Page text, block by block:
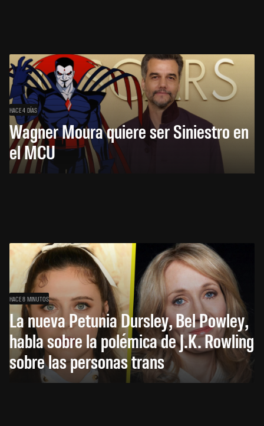
HACE 4 DÍAS
Wagner Moura quiere ser Siniestro en
el MCU
HACE 8 MINUTOS
La nueva Petunia Dursley, Bel Powley,
habla sobre la polémica de J.K. Rowling
sobre las personas trans